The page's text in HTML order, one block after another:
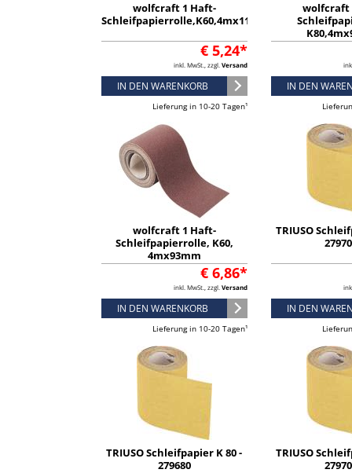
wolfcraft 1 Haft-
Schleifpapierrolle,K60,4mx115mm
€ 5,24*
inkl. MwSt., zzgl. Versand
IN DEN WARENKORB
Lieferung in 10-20 Tagen¹
wolfcraft
IN DEN
wolfcraft 1 Haft-
Schleifpapierrolle, K60,
4mx93mm
€ 6,86*
inkl. MwSt., zzgl. Versand
IN DEN WARENKORB
Lieferung in 10-20 Tagen¹
TRIUSO
IN DEN
TRIUSO Schleifpapier K 80 -
279680
TRIUSO